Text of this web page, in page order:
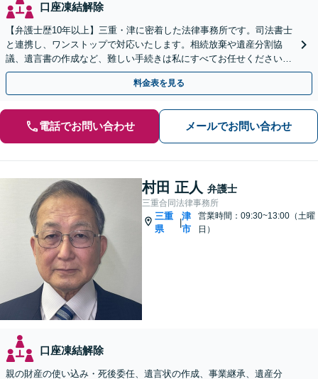
口座凍結解除
【弁護士歴10年以上】三重・津に密着した法律事務所です。司法書士
と連携し、ワンストップで対応いたします。相続放棄や遺産分割協
議、遺言書の作成など、難しい手続きは私にすべてお任せください。
【夜間面談可】【完全個室】【出張相談可】
料金表を見る
電話でお問い合わせ メールでお問い合わせ
村田 正人 弁護士
三重合同法律事務所
三重
県
津
市
営業時間：09:30~13:00（土曜
日）
口座凍結解除
親の財産の使い込み・死後委任、遺言状の作成、事業継承、遺産分